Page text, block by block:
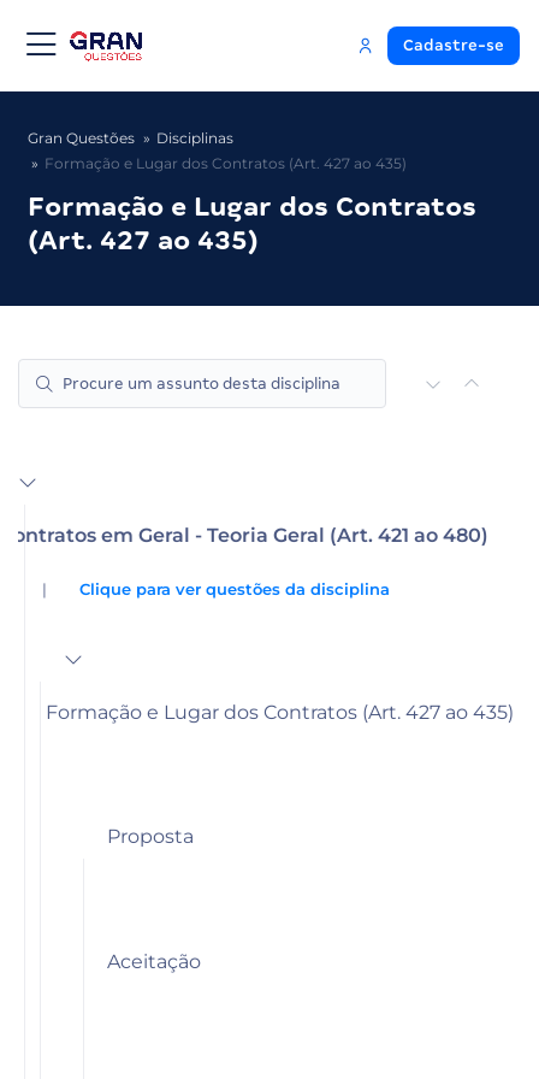
Cadastre-se
Gran Questões
Disciplinas
Formação e Lugar dos Contratos (Art. 427 ao 435)
Formação e Lugar dos Contratos
(Art. 427 ao 435)
Contratos em Geral - Teoria Geral (Art. 421 ao 480)
| Clique para ver questões da disciplina
Formação e Lugar dos Contratos (Art. 427 ao 435)
Proposta
Aceitação